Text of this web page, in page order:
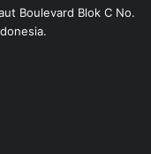
Boulevard Blok C No.